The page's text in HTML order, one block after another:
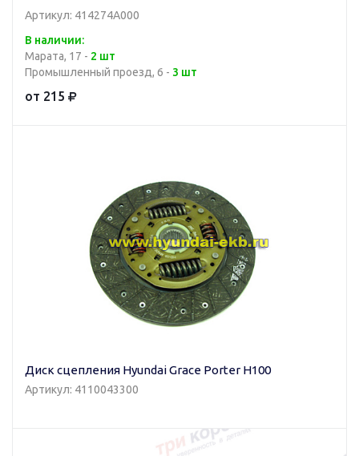
Артикул: 414274A000
В наличии:
Марата, 17 - 2 шт
Промышленный проезд, 6 - 3 шт
от 215
Диск сцепления Hyundai Grace Porter H100
Артикул: 4110043300